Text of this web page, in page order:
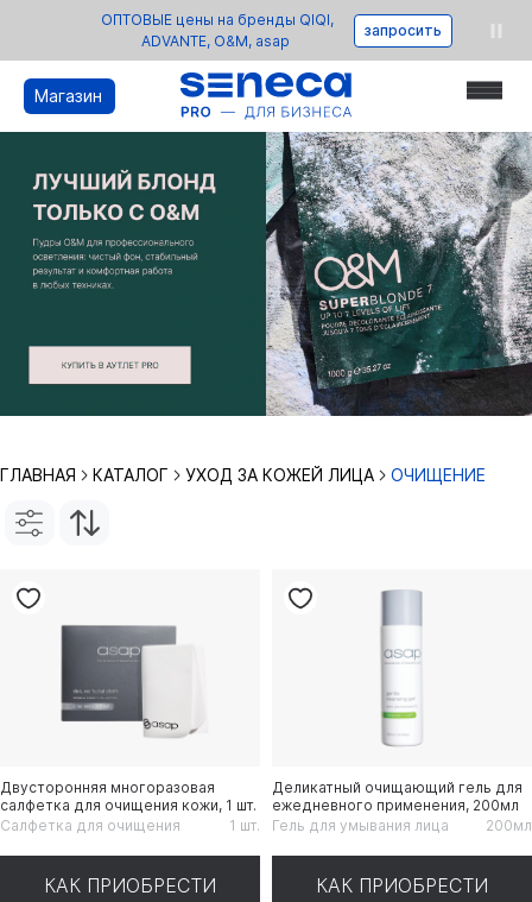
ОПТОВЫЕ цены на бренды QIQI,
ADVANTE, O&M, asap
запросить
Магазин
ГЛАВНАЯ КАТАЛОГ УХОД ЗА КОЖЕЙ ЛИЦА ОЧИЩЕНИЕ
Двусторонняя многоразовая
салфетка для очищения кожи, 1 шт.
Салфетка для очищения
1 шт.
КАК ПРИОБРЕСТИ
Деликатный очищающий гель для
ежедневного применения, 200мл
Гель для умывания лица
200мл
КАК ПРИОБРЕСТИ